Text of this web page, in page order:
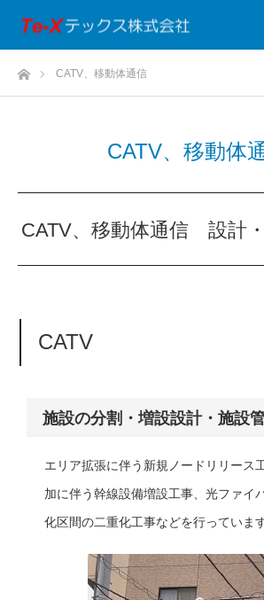
ホームCATV、移動体通信
CATV、移動体
CATV、移動体通信 設計
CATV
施設の分割・増設設計・施設
エリア拡張に伴う新規ノードリリース
加に伴う幹線設備増設工事、光ファイ
化区間の二重化工事などを行っています